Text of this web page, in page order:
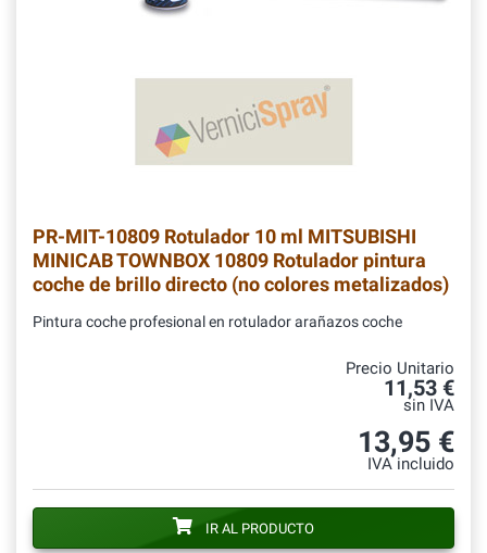
PR-MIT-10809 Rotulador 10 ml MITSUBISHI
MINICAB TOWNBOX 10809 Rotulador pintura
coche de brillo directo (no colores metalizados)
Pintura coche profesional en rotulador arañazos coche
Precio Unitario
11,53 €
sin IVA
13,95 €
IVA incluido
IR AL PRODUCTO